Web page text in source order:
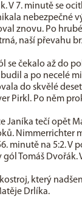
V 7. minutě se
nebezpečné
znovu. Po
naší převahu
se čekalo až do
a po necelé
do skvělé
Pirkl. Po něm
Janíka tečí opět
Nimmerrichter
minutě na 5:2. V
Tomáš Dvořák.
který
Drlíka.